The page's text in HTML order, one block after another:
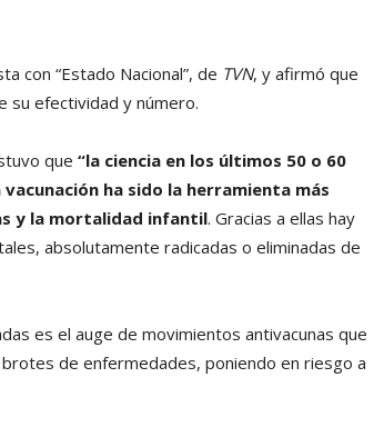
con “Estado Nacional”, de TVN, y afirmó que
su efectividad y número.
que “la ciencia en los últimos 50 o 60
ha sido la herramienta más
y la mortalidad infantil. Gracias a ellas hay
absolutamente radicadas o eliminadas de
es el auge de movimientos antivacunas que
de enfermedades, poniendo en riesgo a